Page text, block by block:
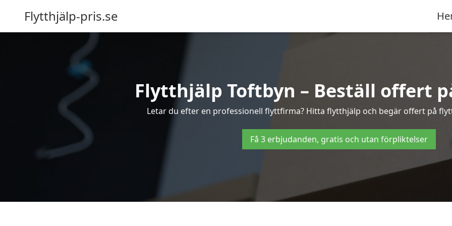
Flytthjälp-pris.se
Flytthjälp Toftbyn – Beställ offert
Letar du efter en professionell flyttfirma? Hitta flytthjälp och begär offert på
Få 3 erbjudanden, gratis och utan förpliktelser